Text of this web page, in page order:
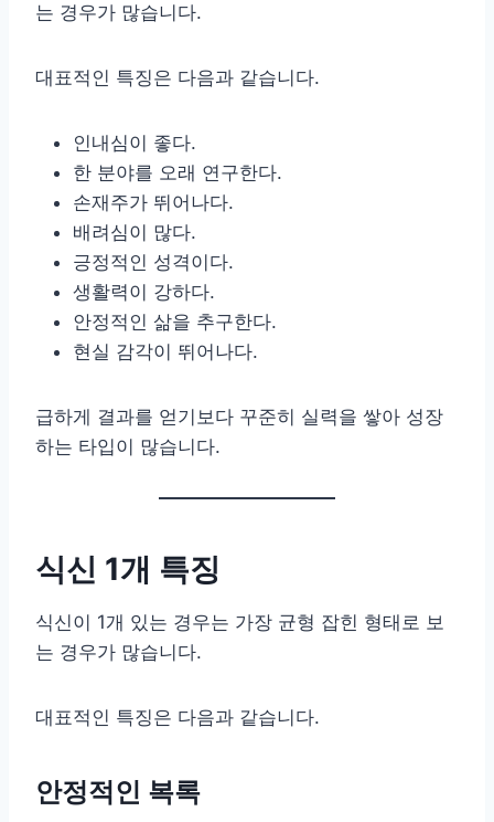
는 경우가 많습니다.
대표적인 특징은 다음과 같습니다.
인내심이 좋다.
한 분야를 오래 연구한다.
손재주가 뛰어나다.
배려심이 많다.
긍정적인 성격이다.
생활력이 강하다.
안정적인 삶을 추구한다.
현실 감각이 뛰어나다.
급하게 결과를 얻기보다 꾸준히 실력을 쌓아 성장
하는 타입이 많습니다.
식신 1개 특징
식신이 1개 있는 경우는 가장 균형 잡힌 형태로 보
는 경우가 많습니다.
대표적인 특징은 다음과 같습니다.
안정적인 복록